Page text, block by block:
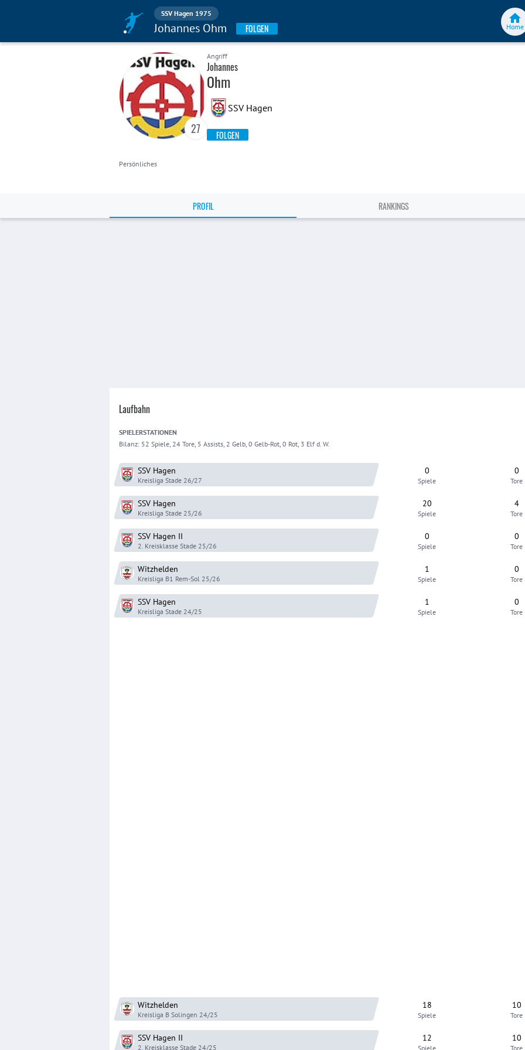
SSV Hagen 1975
Johannes Ohm FOLGEN Home
27
Angriff
Johannes
Ohm
SSV Hagen
FOLGEN
Persönliches
PROFIL RANKINGS
Laufbahn
SPIELERSTATIONEN
Bilanz: 52 Spiele, 24 Tore, 5 Assists, 2 Gelb, 0 Gelb-Rot, 0 Rot, 3 Elf d. W.
SSV Hagen
Kreisliga Stade 26/27
0
Spiele
0
Tore
SSV Hagen
Kreisliga Stade 25/26
20
Spiele
4
Tore
SSV Hagen II
2. Kreisklasse Stade 25/26
0
Spiele
0
Tore
Witzhelden
Kreisliga B1 Rem-Sol 25/26
1
Spiele
0
Tore
SSV Hagen
Kreisliga Stade 24/25
1
Spiele
0
Tore
Witzhelden
Kreisliga B Solingen 24/25
18
Spiele
10
Tore
SSV Hagen II
2. Kreisklasse Stade 24/25
12
Spiele
10
Tore